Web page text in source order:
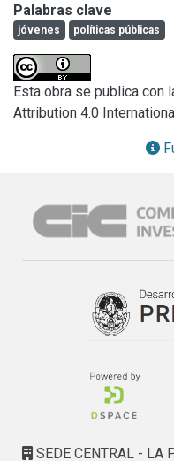
Provincia y Municipal
allí, indagar cuales son
en el diseño de las
Palabras clave
jóvenes políticas públicas
Esta obra se publica con
Attribution 4.0
SEDE CENTRAL - LA